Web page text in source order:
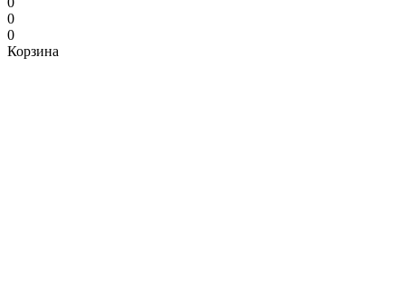
0
0
Корзина